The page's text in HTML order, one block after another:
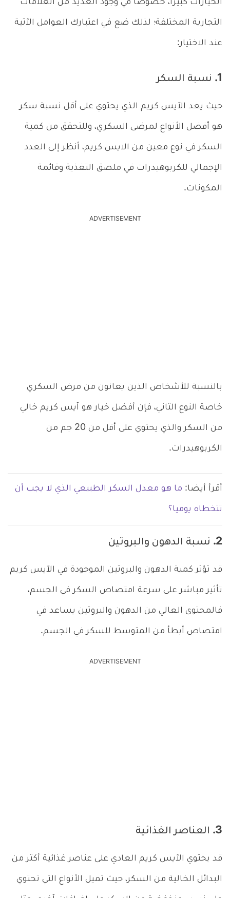
الخيارات كبيرا، خصوصا في وجود العديد من العلامات
التجارية المختلفة؛ لذلك ضع في اعتبارك العوامل الآتية
عند الاختيار:
1. نسبة السكر
حيث يعد الآيس كريم الذي يحتوي على أقل نسبة سكر
هو أفضل الأنواع لمرضى السكري، وللتحقق من كمية
السكر في نوع معين من الايس كريم، أنظر إلى العدد
الإجمالي للكربوهيدرات في ملصق التغذية وقائمة
المكونات.
ADVERTISEMENT
بالنسبة للأشخاص الذين يعانون من مرض السكري
خاصة النوع الثاني، فإن أفضل خيار هو آيس كريم خالي
من السكر والذي يحتوي على أقل من 20 جم من
الكربوهيدرات.
أقرأ أيضا: ما هو معدل السكر الطبيعي الذي لا يجب أن
تتخطاه يوميا؟
2. نسبة الدهون والبروتين
قد تؤثر كمية الدهون والبروتين الموجودة في الآيس كريم
تأثير مباشر على سرعة امتصاص السكر في الجسم،
فالمحتوى العالي من الدهون والبروتين يساعد في
امتصاص أبطأ من المتوسط للسكر في الجسم.
ADVERTISEMENT
3. العناصر الغذائية
قد يحتوي الآيس كريم العادي على عناصر غذائية أكثر من
البدائل الخالية من السكر، حيث تميل الأنواع التي تحتوي